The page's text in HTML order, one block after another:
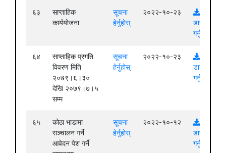
६३
साप्ताहिक
कार्ययोजना
सूचना
हेर्नुहोस्
२०२२-१०-२३
डाउनलोड
गर्नुहोस्
६४
साप्ताहिक प्रगति
विवरण मिति
२०७९।६।३०
देखि २०७९।७।५
सम्म
सूचना
हेर्नुहोस्
२०२२-१०-२३
डाउनलोड
गर्नुहोस्
६५
कोठा भाडामा
सञ्चालन गर्ने
आवेदन पेश गर्ने
सूचना
हेर्नुहोस्
२०२२-१०-१२
डाउनलोड
गर्नुहोस्